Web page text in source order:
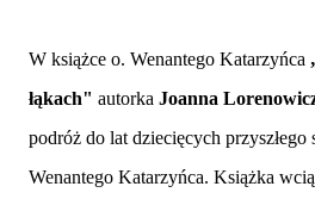
W książce o. Wenantego Katarzyńca
łąkach" autorka Joanna
podróż do lat dziecięcych przyszłego
Wenantego Katarzyńca. Książka